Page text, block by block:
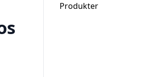
Produkter